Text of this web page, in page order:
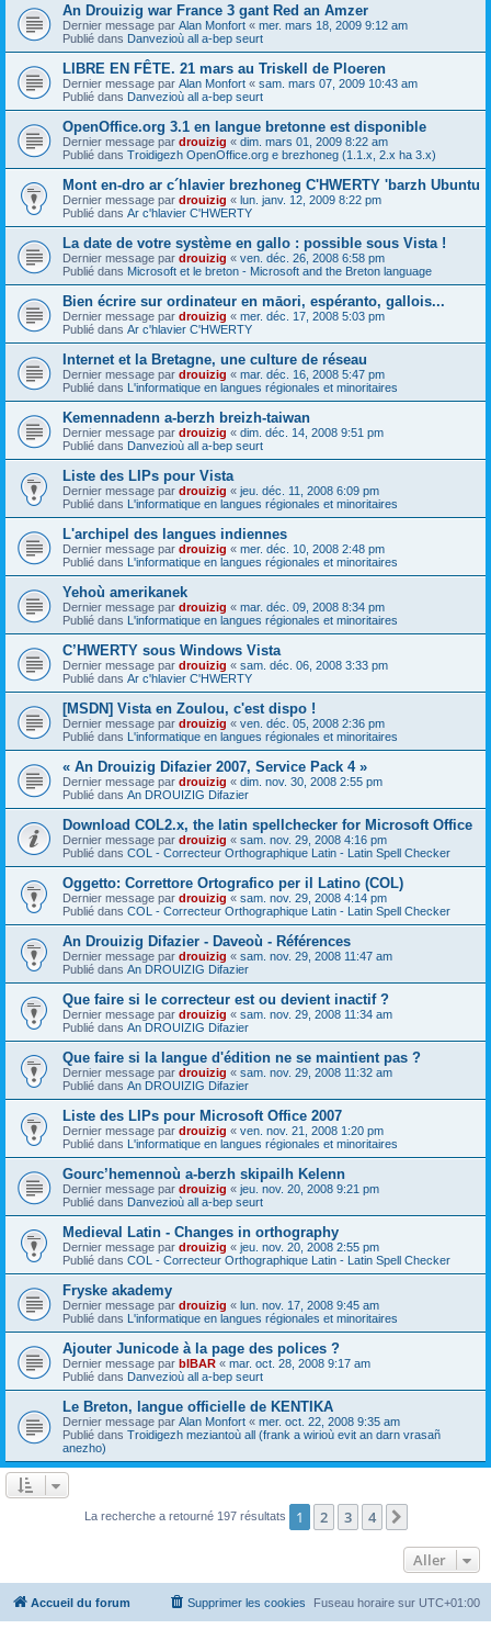
An Drouizig war France 3 gant Red an Amzer
Dernier message par Alan Monfort « mer. mars 18, 2009 9:12 am
Publié dans Danvezioù all a-bep seurt
LIBRE EN FÊTE. 21 mars au Triskell de Ploeren
Dernier message par Alan Monfort « sam. mars 07, 2009 10:43 am
Publié dans Danvezioù all a-bep seurt
OpenOffice.org 3.1 en langue bretonne est disponible
Dernier message par drouizig « dim. mars 01, 2009 8:22 am
Publié dans Troidigezh OpenOffice.org e brezhoneg (1.1.x, 2.x ha 3.x)
Mont en-dro ar c´hlavier brezhoneg C'HWERTY 'barzh Ubuntu
Dernier message par drouizig « lun. janv. 12, 2009 8:22 pm
Publié dans Ar c'hlavier C'HWERTY
La date de votre système en gallo : possible sous Vista !
Dernier message par drouizig « ven. déc. 26, 2008 6:58 pm
Publié dans Microsoft et le breton - Microsoft and the Breton language
Bien écrire sur ordinateur en māori, espéranto, gallois...
Dernier message par drouizig « mer. déc. 17, 2008 5:03 pm
Publié dans Ar c'hlavier C'HWERTY
Internet et la Bretagne, une culture de réseau
Dernier message par drouizig « mar. déc. 16, 2008 5:47 pm
Publié dans L'informatique en langues régionales et minoritaires
Kemennadenn a-berzh breizh-taiwan
Dernier message par drouizig « dim. déc. 14, 2008 9:51 pm
Publié dans Danvezioù all a-bep seurt
Liste des LIPs pour Vista
Dernier message par drouizig « jeu. déc. 11, 2008 6:09 pm
Publié dans L'informatique en langues régionales et minoritaires
L'archipel des langues indiennes
Dernier message par drouizig « mer. déc. 10, 2008 2:48 pm
Publié dans L'informatique en langues régionales et minoritaires
Yehoù amerikanek
Dernier message par drouizig « mar. déc. 09, 2008 8:34 pm
Publié dans L'informatique en langues régionales et minoritaires
C’HWERTY sous Windows Vista
Dernier message par drouizig « sam. déc. 06, 2008 3:33 pm
Publié dans Ar c'hlavier C'HWERTY
[MSDN] Vista en Zoulou, c'est dispo !
Dernier message par drouizig « ven. déc. 05, 2008 2:36 pm
Publié dans L'informatique en langues régionales et minoritaires
« An Drouizig Difazier 2007, Service Pack 4 »
Dernier message par drouizig « dim. nov. 30, 2008 2:55 pm
Publié dans An DROUIZIG Difazier
Download COL2.x, the latin spellchecker for Microsoft Office
Dernier message par drouizig « sam. nov. 29, 2008 4:16 pm
Publié dans COL - Correcteur Orthographique Latin - Latin Spell Checker
Oggetto: Correttore Ortografico per il Latino (COL)
Dernier message par drouizig « sam. nov. 29, 2008 4:14 pm
Publié dans COL - Correcteur Orthographique Latin - Latin Spell Checker
An Drouizig Difazier - Daveoù - Références
Dernier message par drouizig « sam. nov. 29, 2008 11:47 am
Publié dans An DROUIZIG Difazier
Que faire si le correcteur est ou devient inactif ?
Dernier message par drouizig « sam. nov. 29, 2008 11:34 am
Publié dans An DROUIZIG Difazier
Que faire si la langue d'édition ne se maintient pas ?
Dernier message par drouizig « sam. nov. 29, 2008 11:32 am
Publié dans An DROUIZIG Difazier
Liste des LIPs pour Microsoft Office 2007
Dernier message par drouizig « ven. nov. 21, 2008 1:20 pm
Publié dans L'informatique en langues régionales et minoritaires
Gourc’hemennoù a-berzh skipailh Kelenn
Dernier message par drouizig « jeu. nov. 20, 2008 9:21 pm
Publié dans Danvezioù all a-bep seurt
Medieval Latin - Changes in orthography
Dernier message par drouizig « jeu. nov. 20, 2008 2:55 pm
Publié dans COL - Correcteur Orthographique Latin - Latin Spell Checker
Fryske akademy
Dernier message par drouizig « lun. nov. 17, 2008 9:45 am
Publié dans L'informatique en langues régionales et minoritaires
Ajouter Junicode à la page des polices ?
Dernier message par bIBAR « mar. oct. 28, 2008 9:17 am
Publié dans Danvezioù all a-bep seurt
Le Breton, langue officielle de KENTIKA
Dernier message par Alan Monfort « mer. oct. 22, 2008 9:35 am
Publié dans Troidigezh meziantoù all (frank a wirioù evit an darn vrasañ
anezho)
La recherche a retourné 197 résultats 1 2 3 4
Aller
Accueil du forum Fuseau horaire sur UTC+01:00
Supprimer les cookies